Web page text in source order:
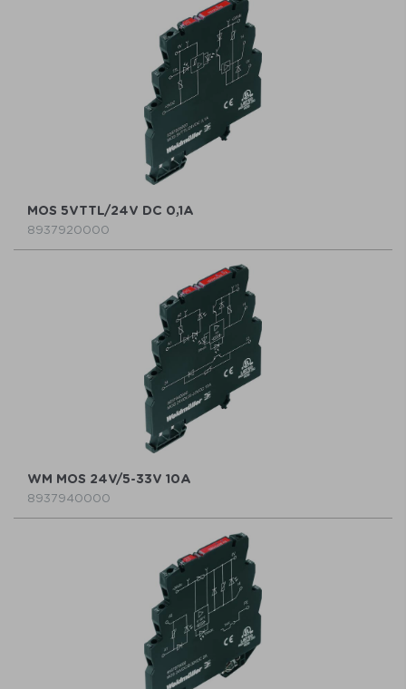
MOS 5VTTL/24V DC 0,1A
8937920000
WM MOS 24V/5-33V 10A
8937940000